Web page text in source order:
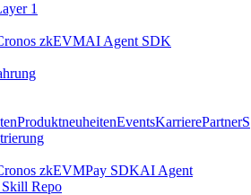
1
zkEVMAI Agent SDK
ProduktneuheitenEventsKarrierePartnerS
zkEVMPay SDKAI Agent
Repo